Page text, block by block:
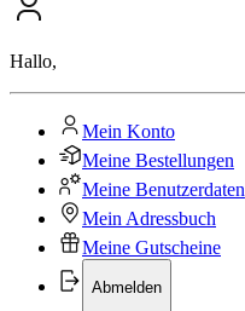
Hallo,
Mein Konto
Meine Bestellungen
Meine Benutzerdaten
Mein Adressbuch
Meine Gutscheine
Abmelden